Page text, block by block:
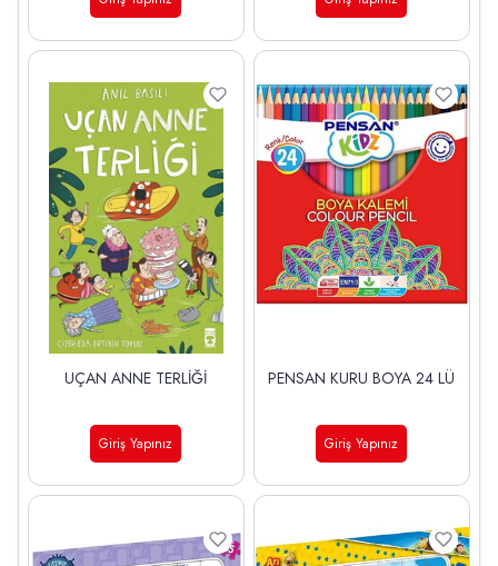
UÇAN ANNE TERLİĞİ
Giriş Yapınız
PENSAN KURU BOYA 24 LÜ
Giriş Yapınız